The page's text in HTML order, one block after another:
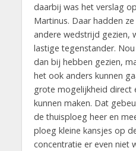
daarbij was het verslag
Martinus. Daar hadden
andere wedstrijd gezien,
lastige tegenstander.
dan bij hebben gezien,
het ook anders kunnen
grote mogelijkheid direct
kunnen maken. Dat
de thuisploeg heer en
ploeg kleine kansjes op
concentratie er even niet